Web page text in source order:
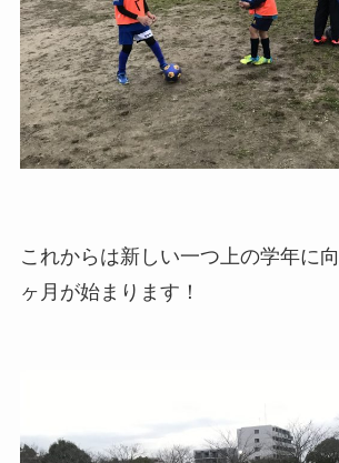
これからは新しい一つ上の学年に
ヶ月が始まります！